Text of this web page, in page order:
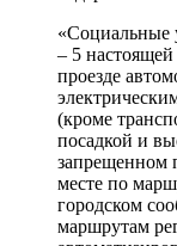
«Социальные
– 5 настоящей
проезде
(кроме
посадкой и
запрещенном
месте по
городском
маршрутам